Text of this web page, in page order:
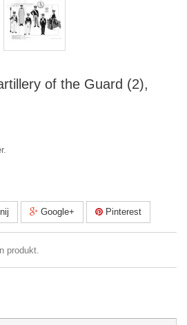
of the Guard (2),
Google+ Pinterest
produkt.